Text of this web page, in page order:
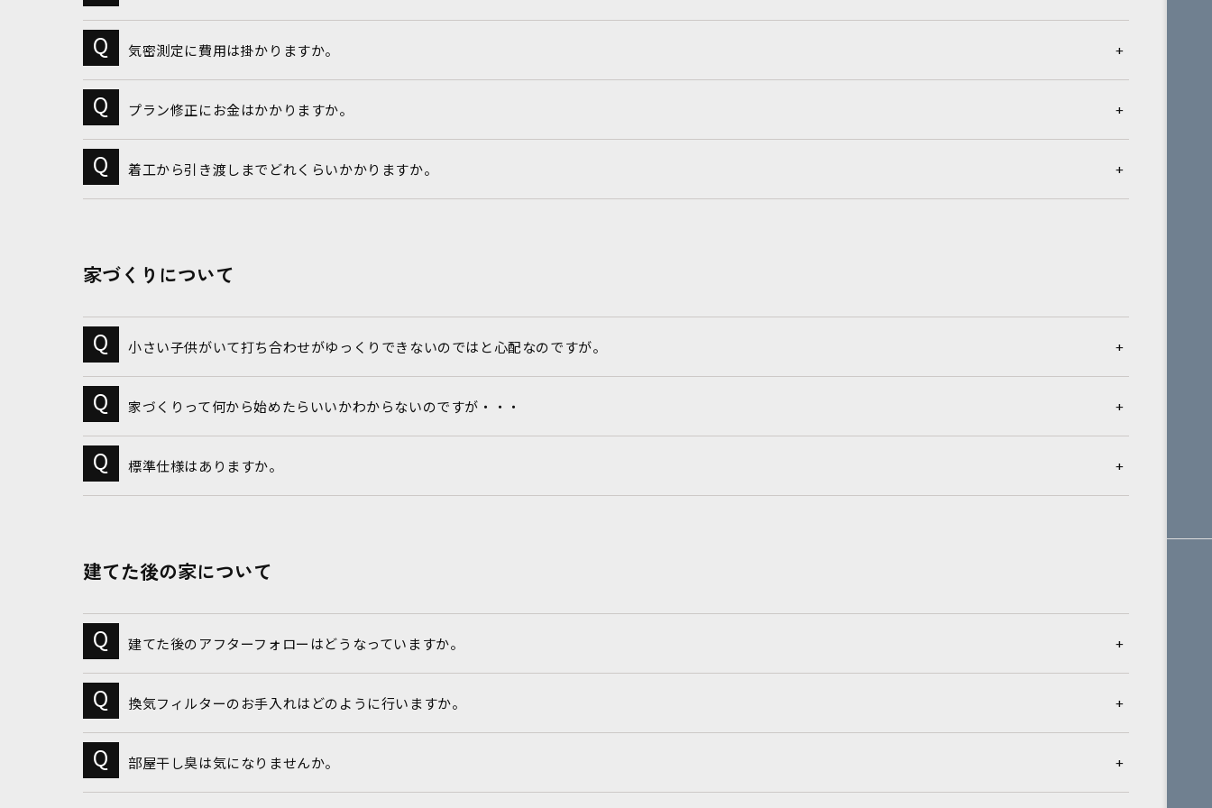
気密測定に費用は掛かりますか。
プラン修正にお金はかかりますか。
着工から引き渡しまでどれくらいかかりますか。
家づくりについて
小さい子供がいて打ち合わせがゆっくりできないのではと心配なのですが。
家づくりって何から始めたらいいかわからないのですが・・・
標準仕様はありますか。
建てた後の家について
建てた後のアフターフォローはどうなっていますか。
換気フィルターのお手入れはどのように行いますか。
部屋干し臭は気になりませんか。